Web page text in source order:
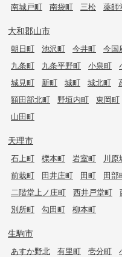
南城戸町
南袋町 三松 薬師
大和郡山市
朝日町 池沢町 今井町 今国
九条町
九条平野町 小泉町
城見町
新町 城町 城北町
額田部北町
野垣内町 東岡町
山田町
天理市
石上町 櫟本町 岩室町 川原
前栽町
田井庄町 田町 田部
二階堂上ノ庄町
西井戸堂町
別所町
勾田町 柳本町
生駒市
あすか野北 有里町 壱分町